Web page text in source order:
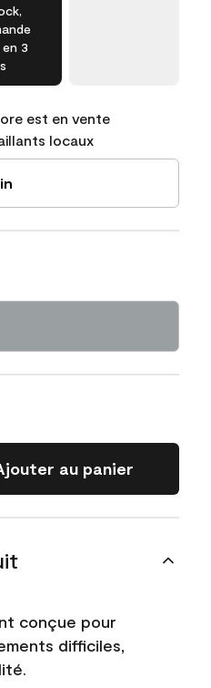
3
est en vente
locaux
au panier
conçue pour
difficiles,